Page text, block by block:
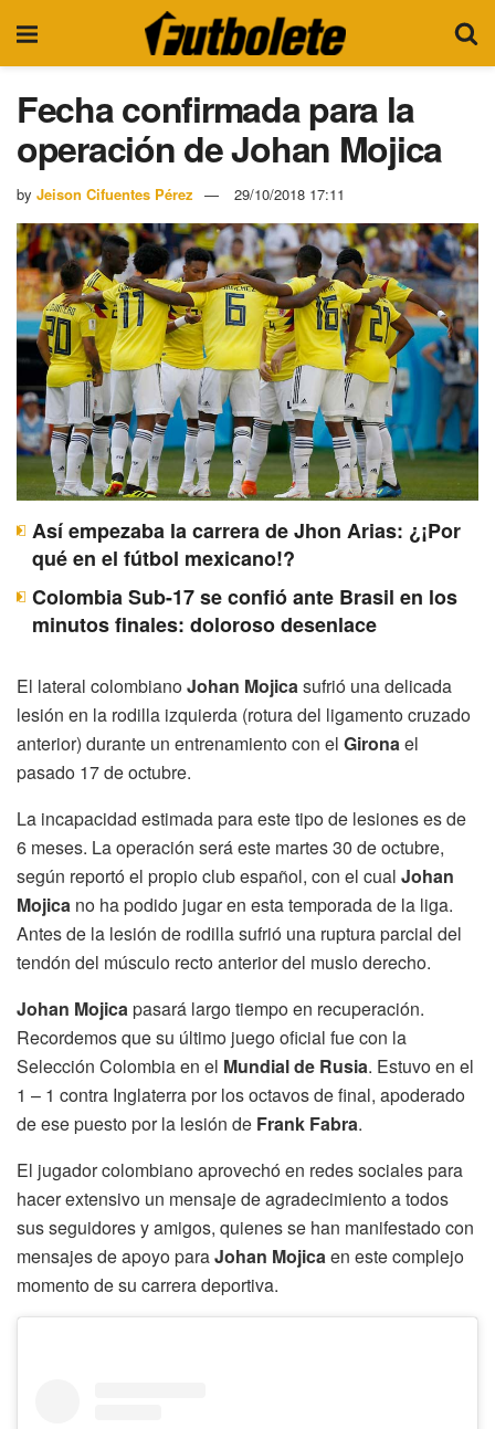
Fecha confirmada para la
operación de Johan Mojica
by Jeison Cifuentes Pérez 29/10/2018 17:11
Así empezaba la carrera de Jhon Arias: ¿¡Por
qué en el fútbol mexicano!?
Colombia Sub-17 se confió ante Brasil en los
minutos finales: doloroso desenlace
El lateral colombianoJohan Mojica sufrió una delicada
lesión en la rodilla izquierda (rotura del ligamento cruzado
anterior) durante un entrenamiento con el Girona el
pasado 17 de octubre.
La incapacidad estimada para este tipo de lesiones es de
6 meses. La operación será este martes 30 de octubre,
según reportó el propio club español, con el cual Johan
Mojica no ha podido jugar en esta temporada de la liga.
Antes de la lesión de rodilla sufrió una ruptura parcial del
tendón del músculo recto anterior del muslo derecho.
Johan Mojica pasará largo tiempo en recuperación.
Recordemos que su último juego oficial fue con la
Selección Colombia en el Mundial de Rusia. Estuvo en el
1 – 1 contra Inglaterra por los octavos de final, apoderado
de ese puesto por la lesión de Frank Fabra.
El jugador colombiano aprovechó en redes sociales para
hacer extensivo un mensaje de agradecimiento a todos
sus seguidores y amigos, quienes se han manifestado con
mensajes de apoyo paraJohan Mojica en este complejo
momento de su carrera deportiva.